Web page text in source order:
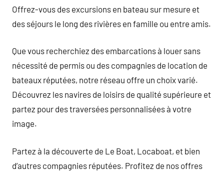
Offrez-vous des excursions en bateau sur mesure et
des séjours le long des rivières en famille ou entre amis.
Que vous recherchiez des embarcations à louer sans
nécessité de permis ou des compagnies de location de
bateaux réputées, notre réseau offre un choix varié.
Découvrez les navires de loisirs de qualité supérieure et
partez pour des traversées personnalisées à votre
image.
Partez à la découverte de Le Boat, Locaboat, et bien
d’autres compagnies réputées. Profitez de nos offres